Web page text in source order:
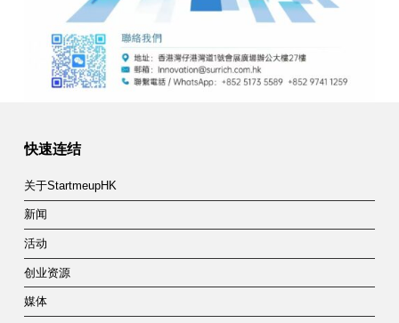
快速连结
关于StartmeupHK
新闻
活动
创业资源
媒体